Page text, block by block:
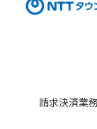
請求決済業